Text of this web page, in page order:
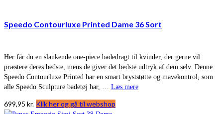
Speedo Contourluxe Printed Dame 36 Sort
Her får du en slankende one-piece badedragt til kvinder, der gerne vil
præstere deres bedste, mens de giver det bedste udtryk af dem selv. Denne
Speedo Contourluxe Printed har en smart bryststøtte og mavekontrol, som
alle Speedo Sculpture badetøj har, … Læs mere
699,95 kr. Klik her og gå til webshop